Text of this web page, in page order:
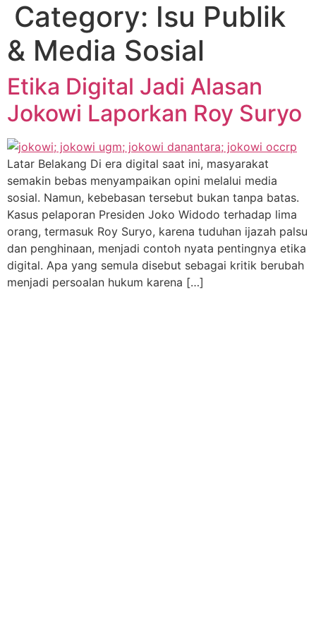
Skip
content
Category: Isu Publik
& Media Sosial
Etika Digital Jadi Alasan
Jokowi Laporkan Roy Suryo
Latar Belakang Di era digital saat ini, masyarakat
semakin bebas menyampaikan opini melalui media
sosial. Namun, kebebasan tersebut bukan tanpa batas.
Kasus pelaporan Presiden Joko Widodo terhadap lima
orang, termasuk Roy Suryo, karena tuduhan ijazah palsu
dan penghinaan, menjadi contoh nyata pentingnya etika
digital. Apa yang semula disebut sebagai kritik berubah
menjadi persoalan hukum karena […]